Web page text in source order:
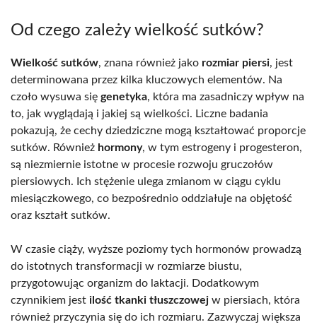
Od czego zależy wielkość sutków?
Wielkość sutków, znana również jako rozmiar piersi, jest
determinowana przez kilka kluczowych elementów. Na
czoło wysuwa się genetyka, która ma zasadniczy wpływ na
to, jak wyglądają i jakiej są wielkości. Liczne badania
pokazują, że cechy dziedziczne mogą kształtować proporcje
sutków. Również hormony, w tym estrogeny i progesteron,
są niezmiernie istotne w procesie rozwoju gruczołów
piersiowych. Ich stężenie ulega zmianom w ciągu cyklu
miesiączkowego, co bezpośrednio oddziałuje na objętość
oraz kształt sutków.
W czasie ciąży, wyższe poziomy tych hormonów prowadzą
do istotnych transformacji w rozmiarze biustu,
przygotowując organizm do laktacji. Dodatkowym
czynnikiem jest ilość tkanki tłuszczowej w piersiach, która
również przyczynia się do ich rozmiaru. Zazwyczaj większa